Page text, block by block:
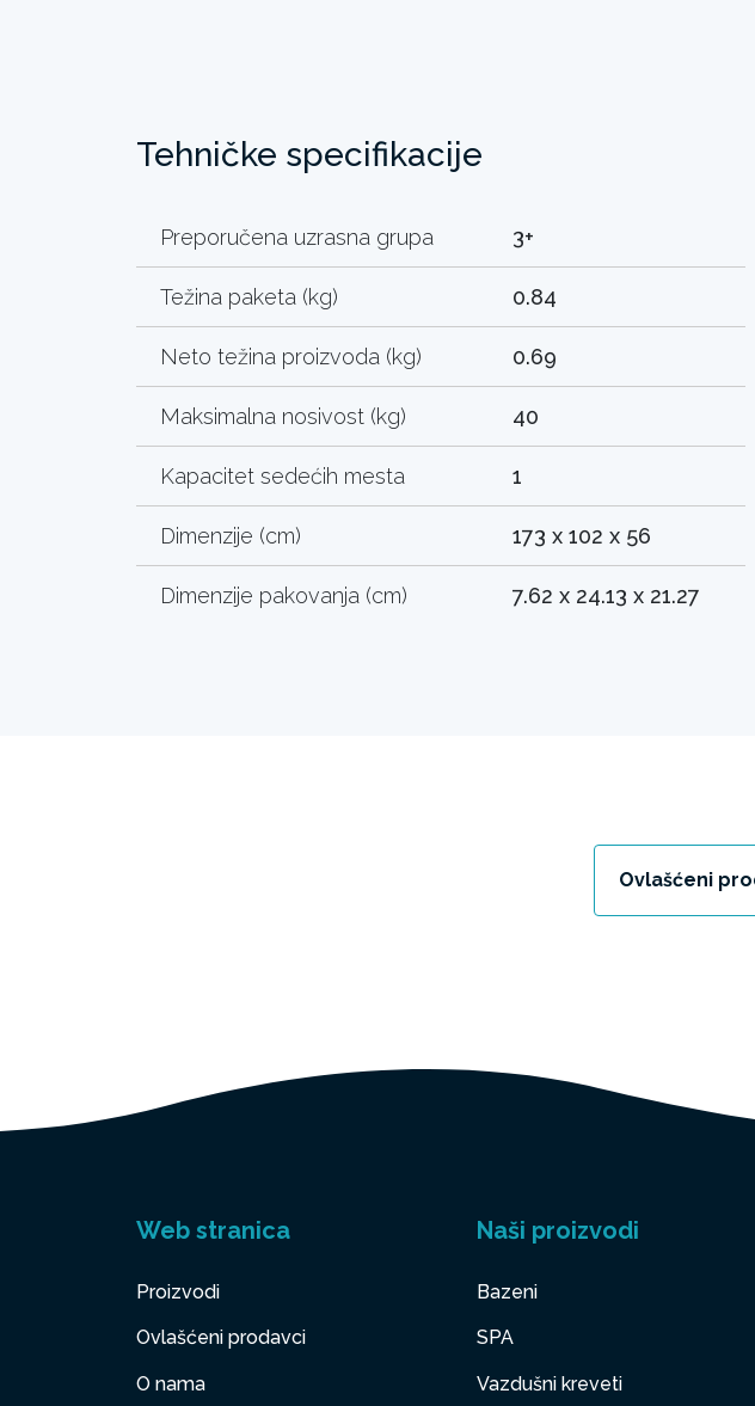
Tehničke specifikacije
Preporučena uzrasna grupa 3+
Težina paketa (kg) 0.84
Neto težina proizvoda (kg) 0.69
Maksimalna nosivost (kg) 40
Kapacitet sedećih mesta 1
Dimenzije (cm) 173 x 102 x 56
Dimenzije pakovanja (cm) 7.62 x 24.13 x 21.27
Ovlašćeni
Web stranica
Proizvodi
Ovlašćeni prodavci
O nama
Naši proizvodi
Bazeni
SPA
Vazdušni kreveti